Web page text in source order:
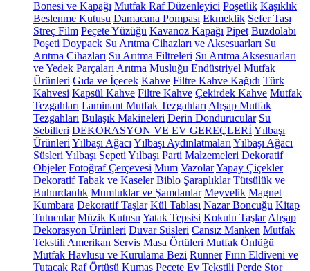
Bonesi ve Kapağı Mutfak Raf Düzenleyici Poşetlik Kaşıklık
Beslenme Kutusu Damacana Pompası Ekmeklik Sefer Tası
Streç Film Peçete Yüzüğü Kavanoz Kapağı Pipet Buzdolabı
Poşeti Doypack Su Arıtma Cihazları ve Aksesuarları Su
Arıtma Cihazları Su Arıtma Filtreleri Su Arıtma Aksesuarları
ve Yedek Parçaları Arıtma Musluğu Endüstriyel Mutfak
Ürünleri Gıda ve İçecek Kahve Filtre Kahve Kağıdı Türk
Kahvesi Kapsül Kahve Filtre Kahve Çekirdek Kahve Mutfak
Tezgahları Laminant Mutfak Tezgahları Ahşap Mutfak
Tezgahları Bulaşık Makineleri Derin Dondurucular Su
Sebilleri DEKORASYON VE EV GEREÇLERİYılbaşı
Ürünleri Yılbaşı Ağacı Yılbaşı Aydınlatmaları Yılbaşı Ağacı
Süsleri Yılbaşı Sepeti Yılbaşı Parti Malzemeleri Dekoratif
Objeler Fotoğraf Çerçevesi Mum VazolarYapay Çiçekler
Dekoratif Tabak ve Kaseler Biblo Şaraplıklar Tütsülük ve
Buhurdanlık Mumluklar ve Şamdanlar Meyvelik Magnet
Kumbara Dekoratif Taşlar Kül Tablası Nazar Boncuğu Kitap
Tutucular Müzik Kutusu Yatak Tepsisi Kokulu Taşlar Ahşap
Dekorasyon Ürünleri Duvar Süsleri Cansız Manken Mutfak
Tekstili Amerikan Servis Masa Örtüleri Mutfak Önlüğü
Mutfak Havlusu ve Kurulama Bezi Runner Fırın Eldiveni ve
Tutacak Raf Örtüsü Kumaş Peçete Ev Tekstili Perde Stor